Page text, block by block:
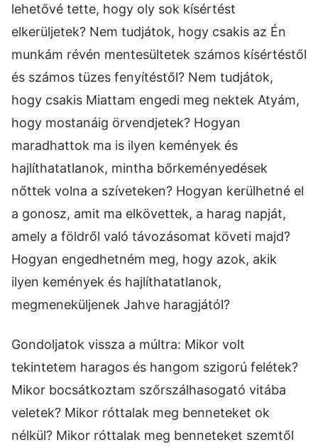
lehetővé tette, hogy oly sok kísértést
elkerüljetek? Nem tudjátok, hogy csakis az Én
munkám révén mentesültetek számos kísértéstől
és számos tüzes fenyítéstől? Nem tudjátok,
hogy csakis Miattam engedi meg nektek Atyám,
hogy mostanáig örvendjetek? Hogyan
maradhattok ma is ilyen kemények és
hajlíthatatlanok, mintha bőrkeményedések
nőttek volna a szíveteken? Hogyan kerülhetné el
a gonosz, amit ma elkövettek, a harag napját,
amely a földről való távozásomat követi majd?
Hogyan engedhetném meg, hogy azok, akik
ilyen kemények és hajlíthatatlanok,
megmeneküljenek Jahve haragjától?
Gondoljatok vissza a múltra: Mikor volt
tekintetem haragos és hangom szigorú felétek?
Mikor bocsátkoztam szőrszálhasogató vitába
veletek? Mikor róttalak meg benneteket ok
nélkül? Mikor róttalak meg benneteket szemtől